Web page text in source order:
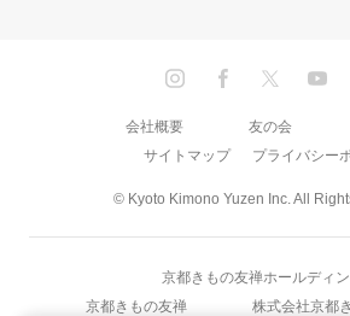
© Kyoto Kimono Yuzen Inc. All
会社概要 友の会
サイトマップ
プライバシー
京都きもの友禅ホールディン
京都きもの友禅
株式会社京都